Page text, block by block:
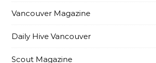
Vancouver Magazine
Daily Hive Vancouver
Scout Magazine